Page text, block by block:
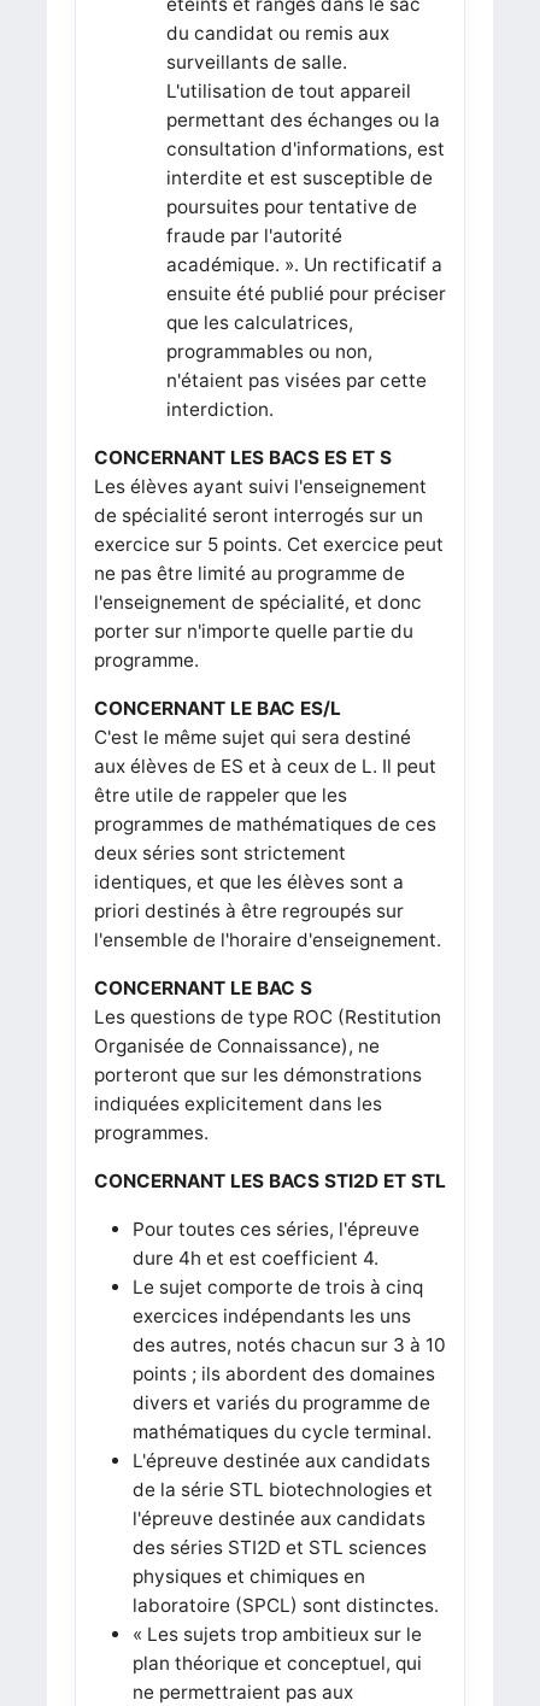
du candidat ou remis aux
surveillants de salle.
L'utilisation de tout appareil
permettant des échanges ou la
consultation d'informations, est
interdite et est susceptible de
poursuites pour tentative de
fraude par l'autorité
académique. ». Un rectificatif a
ensuite été publié pour préciser
que les calculatrices,
programmables ou non,
n'étaient pas visées par cette
interdiction.
CONCERNANT LES BACS ES ET S
Les élèves ayant suivi l'enseignement
de spécialité seront interrogés sur un
exercice sur 5 points. Cet exercice peut
ne pas être limité au programme de
l'enseignement de spécialité, et donc
porter sur n'importe quelle partie du
programme.
CONCERNANT LE BAC ES/L
C'est le même sujet qui sera destiné
aux élèves de ES et à ceux de L. Il peut
être utile de rappeler que les
programmes de mathématiques de ces
deux séries sont strictement
identiques, et que les élèves sont a
priori destinés à être regroupés sur
l'ensemble de l'horaire d'enseignement.
CONCERNANT LE BAC S
Les questions de type ROC (Restitution
Organisée de Connaissance), ne
porteront que sur les démonstrations
indiquées explicitement dans les
programmes.
CONCERNANT LES BACS STI2D ET STL
Pour toutes ces séries, l'épreuve
dure 4h et est coefficient 4.
Le sujet comporte de trois à cinq
exercices indépendants les uns
des autres, notés chacun sur 3 à 10
points ; ils abordent des domaines
divers et variés du programme de
mathématiques du cycle terminal.
L'épreuve destinée aux candidats
de la série STL biotechnologies et
l'épreuve destinée aux candidats
des séries STI2D et STL sciences
physiques et chimiques en
laboratoire (SPCL) sont distinctes.
« Les sujets trop ambitieux sur le
plan théorique et conceptuel, qui
ne permettraient pas aux